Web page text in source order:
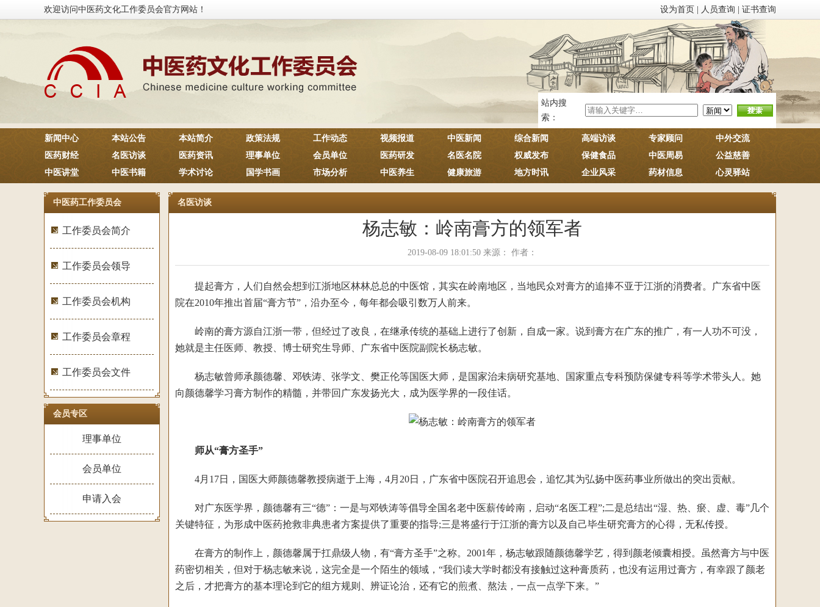
欢迎访问中医药文化工作委员会官方网站！ 设为首页 人员查询 证书查询
站内搜
索：
新闻中心 本站公告 本站简介 政策法规 工作动态 视频报道 中医新闻 综合新闻 高端访谈 专家顾问
中外交流
医药财经
名医访谈 医药资讯 理事单位 会员单位 医药研发 名医名院 权威发布 保健食品 中医周易
公益慈善
中医讲堂
中医书籍 学术讨论 国学书画 市场分析 中医养生 健康旅游 地方时讯 企业风采 药材信息 心灵驿站
中医药工作委员会
工作委员会简介
工作委员会领导
工作委员会机构
工作委员会章程
工作委员会文件
会员专区
理事单位
会员单位
申请入会
名医访谈
杨志敏：岭南膏方的领军者
2019-08-09 18:01:50 来源： 作者：
提起膏方，人们自然会想到江浙地区林林总总的中医馆，其实在岭南地区，当地民众对膏方的追捧不亚于江浙的消费者。广东省中医
院在2010年推出首届“膏方节”，沿办至今，每年都会吸引数万人前来。
岭南的膏方源自江浙一带，但经过了改良，在继承传统的基础上进行了创新，自成一家。说到膏方在广东的推广，有一人功不可没，
她就是主任医师、教授、博士研究生导师、广东省中医院副院长杨志敏。
杨志敏曾师承颜德馨、邓铁涛、张学文、樊正伦等国医大师，是国家治未病研究基地、国家重点专科预防保健专科等学术带头人。她
向颜德馨学习膏方制作的精髓，并带回广东发扬光大，成为医学界的一段佳话。
师从“膏方圣手”
4月17日，国医大师颜德馨教授病逝于上海，4月20日，广东省中医院召开追思会，追忆其为弘扬中医药事业所做出的突出贡献。
对广东医学界，颜德馨有三“德”：一是与邓铁涛等倡导全国名老中医薪传岭南，启动“名医工程”;二是总结出“湿、热、瘀、虚、毒”几个
关键特征，为形成中医药抢救非典患者方案提供了重要的指导;三是将盛行于江浙的膏方以及自己毕生研究膏方的心得，无私传授。
在膏方的制作上，颜德馨属于扛鼎级人物，有“膏方圣手”之称。2001年，杨志敏跟随颜德馨学艺，得到颜老倾囊相授。虽然膏方与中医
药密切相关，但对于杨志敏来说，这完全是一个陌生的领域，“我们读大学时都没有接触过这种膏质药，也没有运用过膏方，有幸跟了颜老
之后，才把膏方的基本理论到它的组方规则、辨证论治，还有它的煎煮、熬法，一点一点学下来。”